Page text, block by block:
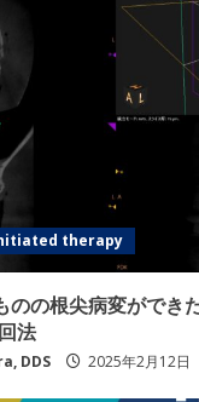
therapy
のの根尖病変ができ
法
DDS 2025年2月12日